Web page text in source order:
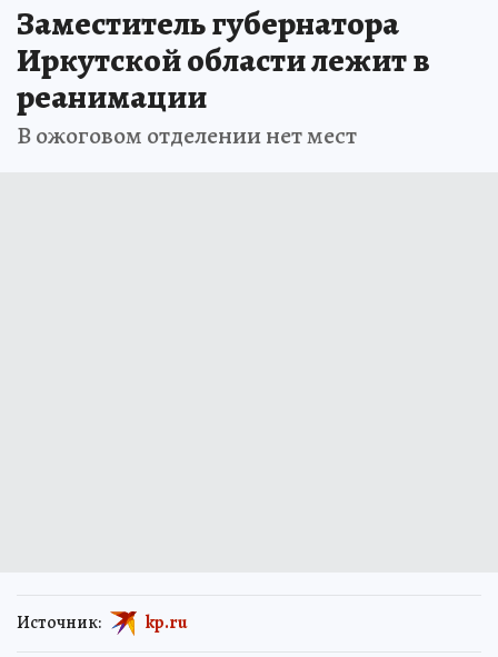
Заместитель губернатора
Иркутской области лежит в
реанимации
В ожоговом отделении нет мест
Источник: kp.ru